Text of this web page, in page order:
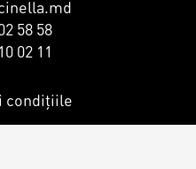
58 58
02 11
condițiile